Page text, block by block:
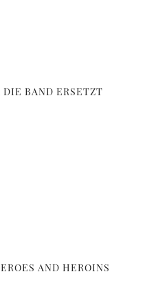
DIE BAND ERSETZT
AND HEROINS